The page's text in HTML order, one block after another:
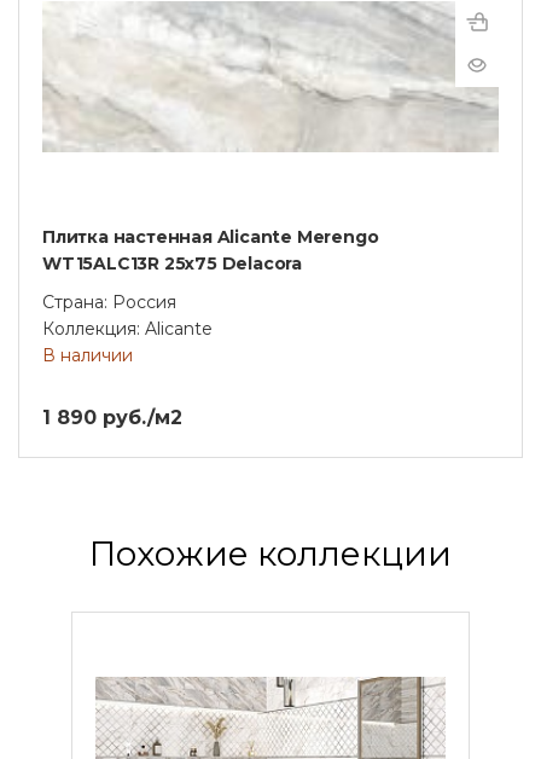
Плитка настенная Alicante Merengo
WT15ALC13R 25х75 Delacora
Страна: Россия
Коллекция: Alicante
В наличии
1 890 руб./м2
Похожие коллекции